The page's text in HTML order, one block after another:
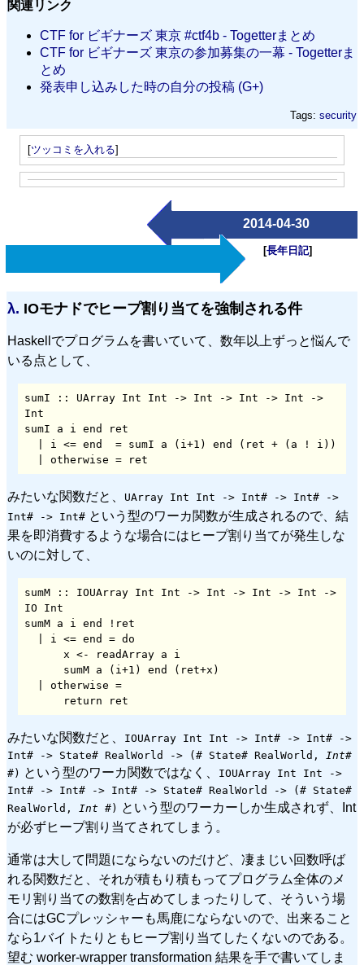
関連リンク
CTF for ビギナーズ 東京 #ctf4b - Togetterまとめ
CTF for ビギナーズ 東京の参加募集の一幕 - Togetterま
とめ
発表申し込みした時の自分の投稿 (G+)
Tags: security
[ツッコミを入れる]
2014-04-30
[長年日記]
λ. IOモナドでヒープ割り当てを強制される件
Haskellでプログラムを書いていて、数年以上ずっと悩んで
いる点として、
sumI :: UArray Int Int -> Int -> Int -> Int ->
Int
sumI a i end ret
  | otherwise = ret
みたいな関数だと、
UArray Int Int -> Int# -> Int# ->
Int# -> Int# という型のワーカ関数が生成されるので、結
果を即消費するような場合にはヒープ割り当てが発生しな
いのに対して、
sumM :: IOUArray Int Int -> Int -> Int -> Int ->
IO Int
sumM a i end !ret
      return ret
みたいな関数だと、
IOUArray Int Int -> Int# -> Int# ->
Int# -> State# RealWorld -> (# State# RealWorld,
Int#
#) という型のワーカ関数ではなく、
IOUArray Int Int ->
Int# -> Int# -> Int# -> State# RealWorld -> (# State#
RealWorld,
Int #) という型のワーカーしか生成されず、Int
が必ずヒープ割り当てされてしまう。
通常は大して問題にならないのだけど、凄まじい回数呼ば
れる関数だと、それが積もり積もってプログラム全体のメ
モリ割り当ての数割を占めてしまったりして、そういう場
合にはGCプレッシャーも馬鹿にならないので、出来ること
なら1バイトたりともヒープ割り当てしたくないのである。
望む worker-wrapper transformation 結果を手で書いてしま